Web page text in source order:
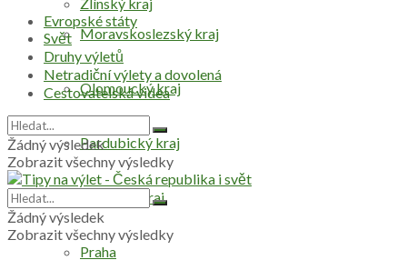
Moravskoslezský kraj
Olomoucký kraj
Pardubický kraj
Plzeňský kraj
Praha
Evropské státy
Svět
Druhy výletů
Netradiční výlety a dovolená
Cestovatelská videa
Žádný výsledek
Zobrazit všechny výsledky
Žádný výsledek
Zobrazit všechny výsledky